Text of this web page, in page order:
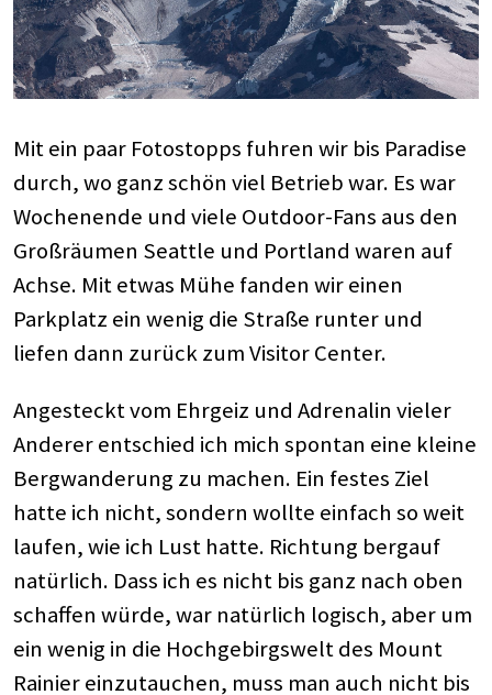
Mit ein paar Fotostopps fuhren wir bis Paradise
durch, wo ganz schön viel Betrieb war. Es war
Wochenende und viele Outdoor-Fans aus den
Großräumen Seattle und Portland waren auf
Achse. Mit etwas Mühe fanden wir einen
Parkplatz ein wenig die Straße runter und
liefen dann zurück zum Visitor Center.
Angesteckt vom Ehrgeiz und Adrenalin vieler
Anderer entschied ich mich spontan eine kleine
Bergwanderung zu machen. Ein festes Ziel
hatte ich nicht, sondern wollte einfach so weit
laufen, wie ich Lust hatte. Richtung bergauf
natürlich. Dass ich es nicht bis ganz nach oben
schaffen würde, war natürlich logisch, aber um
ein wenig in die Hochgebirgswelt des Mount
Rainier einzutauchen, muss man auch nicht bis